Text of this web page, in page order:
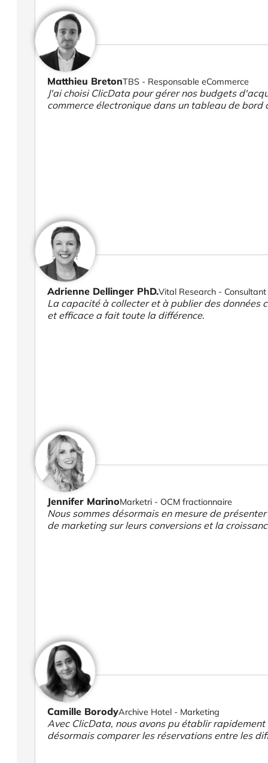
Matthieu BretonTBS - Responsable eCommerce
J'ai choisi ClicData pour gérer nos budgets
commerce électronique dans un tableau de bord
Adrienne Dellinger PhD.Vital Research -
La capacité à collecter et à publier des
et efficace a fait toute la différence.
Jennifer MarinoMarketri - OCM fractionnaire
Nous sommes désormais en mesure de
de marketing sur leurs conversions et la
Camille BorodyArchive Hotel - Marketing
Avec ClicData, nous avons pu établir
désormais comparer les réservations entre les